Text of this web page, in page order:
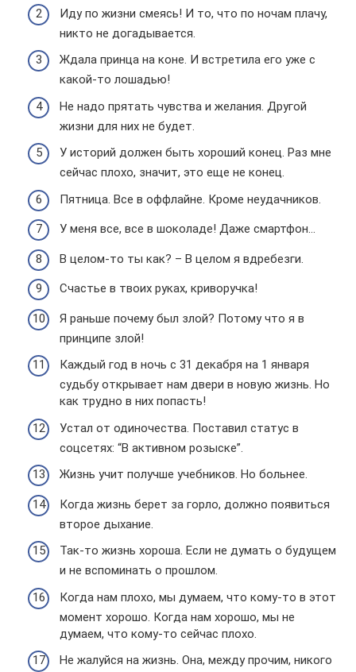
Иду по жизни смеясь! И то, что по ночам плачу,
никто не догадывается.
Ждала принца на коне. И встретила его уже с
какой-то лошадью!
Не надо прятать чувства и желания. Другой
жизни для них не будет.
У историй должен быть хороший конец. Раз мне
сейчас плохо, значит, это еще не конец.
Пятница. Все в оффлайне. Кроме неудачников.
У меня все, все в шоколаде! Даже смартфон…
В целом-то ты как? – В целом я вдребезги.
Счастье в твоих руках, криворучка!
Я раньше почему был злой? Потому что я в
принципе злой!
Каждый год в ночь с 31 декабря на 1 января
судьбу открывает нам двери в новую жизнь. Но
как трудно в них попасть!
Устал от одиночества. Поставил статус в
соцсетях: “В активном розыске”.
Жизнь учит получше учебников. Но больнее.
Когда жизнь берет за горло, должно появиться
второе дыхание.
Так-то жизнь хороша. Если не думать о будущем
и не вспоминать о прошлом.
Когда нам плохо, мы думаем, что кому-то в этот
момент хорошо. Когда нам хорошо, мы не
думаем, что кому-то сейчас плохо.
Не жалуйся на жизнь. Она, между прочим, никого